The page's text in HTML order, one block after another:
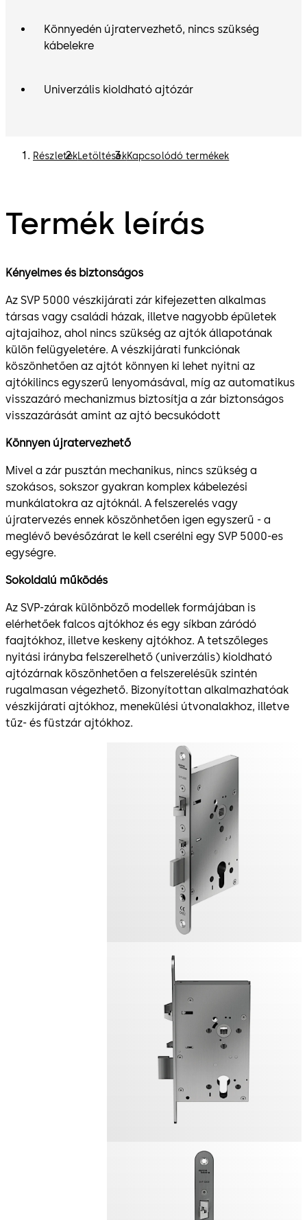
Könnyedén újratervezhető, nincs szükség
kábelekre
Univerzális kioldható ajtózár
RészletekLetöltésekKapcsolódó termékek
Termék leírás
Kényelmes és biztonságos
Az SVP 5000 vészkijárati zár kifejezetten alkalmas
társas vagy családi házak, illetve nagyobb épületek
ajtajaihoz, ahol nincs szükség az ajtók állapotának
külön felügyeletére. A vészkijárati funkciónak
köszönhetően az ajtót könnyen ki lehet nyitni az
ajtókilincs egyszerű lenyomásával, míg az automatikus
visszazáró mechanizmus biztosítja a zár biztonságos
visszazárását amint az ajtó becsukódott
Könnyen újratervezhető
Mivel a zár pusztán mechanikus, nincs szükség a
szokásos, sokszor gyakran komplex kábelezési
munkálatokra az ajtóknál. A felszerelés vagy
újratervezés ennek köszönhetően igen egyszerű - a
meglévő bevésőzárat le kell cserélni egy SVP 5000-es
egységre.
Sokoldalú működés
Az SVP-zárak különböző modellek formájában is
elérhetőek falcos ajtókhoz és egy síkban záródó
faajtókhoz, illetve keskeny ajtókhoz. A tetszőleges
nyitási irányba felszerelhető (univerzális) kioldható
ajtózárnak köszönhetően a felszerelésük szintén
rugalmasan végezhető. Bizonyítottan alkalmazhatóak
vészkijárati ajtókhoz, menekülési útvonalakhoz, illetve
tűz- és füstzár ajtókhoz.